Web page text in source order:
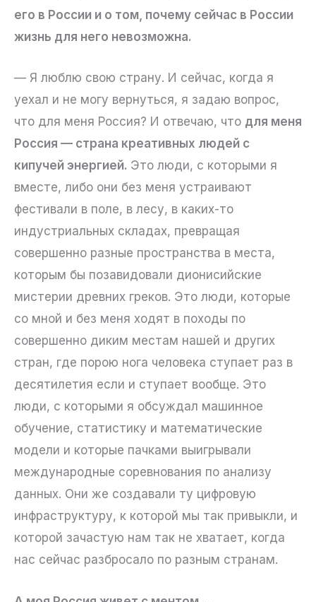
его в России и о том, почему сейчас в России
жизнь для него невозможна.
— Я люблю свою страну. И сейчас, когда я
уехал и не могу вернуться, я задаю вопрос,
что для меня Россия? И отвечаю, что для меня
Россия — страна креативных людей с
кипучей энергией. Это люди, с которыми я
вместе, либо они без меня устраивают
фестивали в поле, в лесу, в каких-то
индустриальных складах, превращая
совершенно разные пространства в места,
которым бы позавидовали дионисийские
мистерии древних греков. Это люди, которые
со мной и без меня ходят в походы по
совершенно диким местам нашей и других
стран, где порою нога человека ступает раз в
десятилетия если и ступает вообще. Это
люди, с которыми я обсуждал машинное
обучение, статистику и математические
модели и которые пачками выигрывали
международные соревнования по анализу
данных. Они же создавали ту цифровую
инфраструктуру, к которой мы так привыкли, и
которой зачастую нам так не хватает, когда
нас сейчас разбросало по разным странам.